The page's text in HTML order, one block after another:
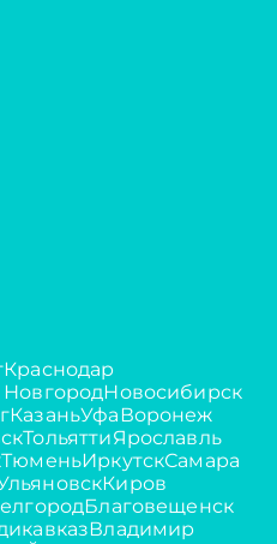
Краснодар
Новосибирск
КазаньУфаВоронеж
ТольяттиЯрославль
ТюменьИркутскСамара
Киров
Благовещенск
Владимир